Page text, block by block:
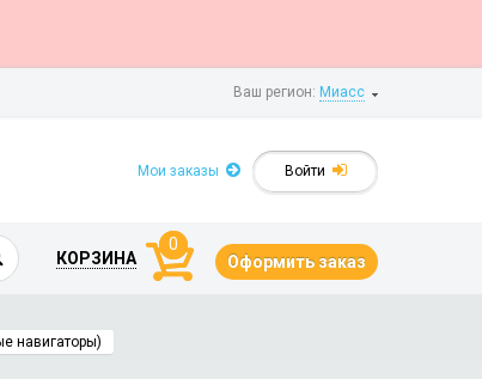
Ваш регион: Миасс
Войти
Мои заказы
КОРЗИНА
0
Оформить заказ
навигаторы)